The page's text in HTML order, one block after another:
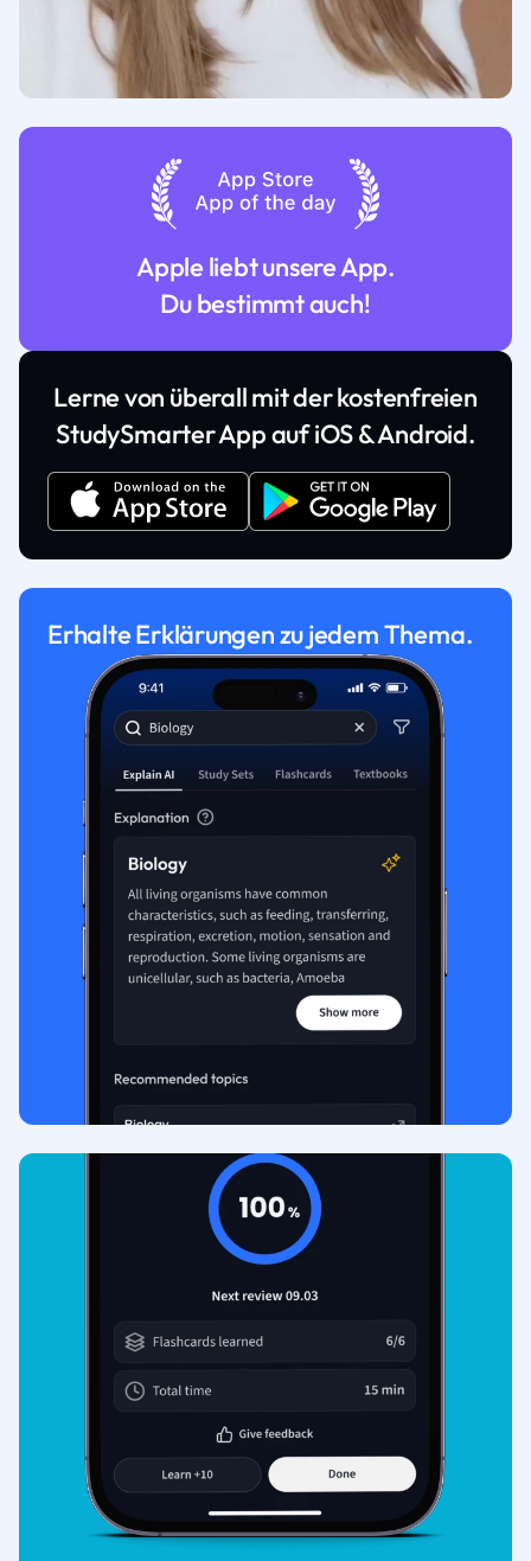
Apple liebt unsere App.
Du bestimmt auch!
Lerne von überall mit der kostenfreien
StudySmarter App auf iOS & Android.
Erhalte Erklärungen zu jedem Thema.